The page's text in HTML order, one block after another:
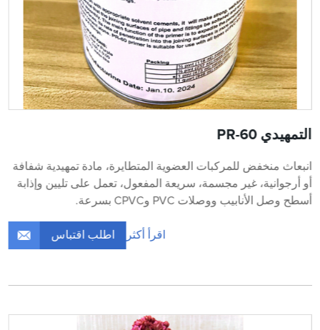
التمهيدي PR-60
انبعاث منخفض للمركبات العضوية المتطايرة، مادة تمهيدية شفافة
أو أرجوانية، غير مجسمة، سريعة المفعول، تعمل على تليين وإذابة
أسطح وصل الأنابيب ووصلات PVC وCPVC بسرعة.
اقرأ أكثر اطلب اقتباس